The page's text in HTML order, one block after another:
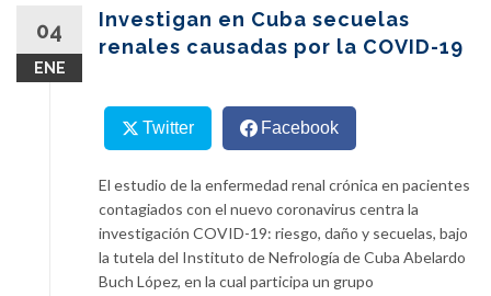
04
ENE
Investigan en Cuba secuelas
renales causadas por la COVID-19
Twitter Facebook
El estudio de la enfermedad renal crónica en pacientes
contagiados con el nuevo coronavirus centra la
investigación COVID-19: riesgo, daño y secuelas, bajo
la tutela del Instituto de Nefrología de Cuba Abelardo
Buch López, en la cual participa un grupo